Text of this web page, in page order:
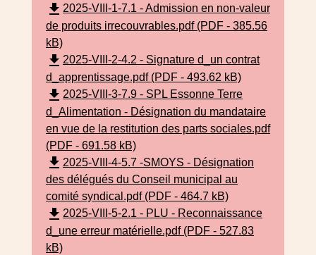
file_download 2025-VIII-1-7.1 - Admission en non-valeur
de produits irrecouvrables.pdf (PDF - 385.56
kB)
file_download 2025-VIII-2-4.2 - Signature d_un contrat
d_apprentissage.pdf (PDF - 493.62 kB)
file_download 2025-VIII-3-7.9 - SPL Essonne Terre
d_Alimentation - Désignation du mandataire
en vue de la restitution des parts sociales.pdf
(PDF - 691.58 kB)
file_download 2025-VIII-4-5.7 -SMOYS - Désignation
des délégués du Conseil municipal au
comité syndical.pdf (PDF - 464.7 kB)
file_download 2025-VIII-5-2.1 - PLU - Reconnaissance
d_une erreur matérielle.pdf (PDF - 527.83
kB)